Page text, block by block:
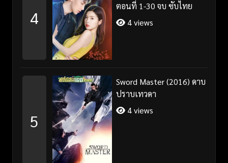
4
ตอนที่ 1-30 จบ ซับไทย
4 views
5
Sword Master (2016) ดาบ
ปราบเทวดา
4 views